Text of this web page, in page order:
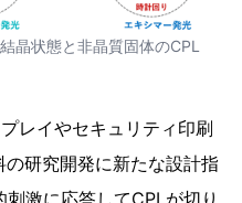
晶状態と非晶質固体のCPL
レイやセキュリティ印刷
研究開発に新たな設計指
激に応答してCPLが切り